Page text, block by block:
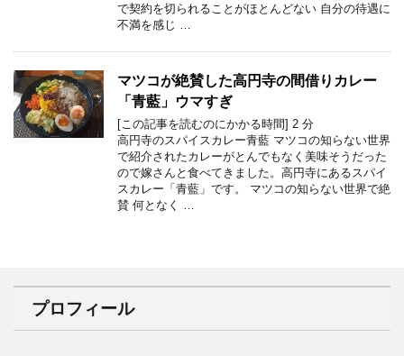
で契約を切られることがほとんどない 自分の待遇に
不満を感じ …
マツコが絶賛した高円寺の間借りカレー
「青藍」ウマすぎ
[この記事を読むのにかかる時間] 2 分
高円寺のスパイスカレー青藍 マツコの知らない世界
で紹介されたカレーがとんでもなく美味そうだった
ので嫁さんと食べてきました。高円寺にあるスパイ
スカレー「青藍」です。 マツコの知らない世界で絶
賛 何となく …
プロフィール